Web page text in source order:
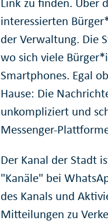
Link zu finden. Über
interessierten
der Verwaltung. Die
wo sich viele
Smartphones. Egal
Hause: Die
unkompliziert und
Messenger-
Der Kanal der Stadt
"Kanäle" bei
des Kanals und
Mitteilungen zu